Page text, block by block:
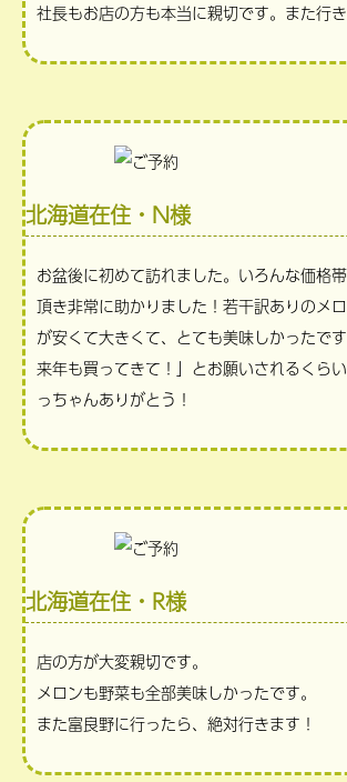
社長もお店の方も本当に親切です。また行
北海道在住・N様
お盆後に初めて訪れました。いろんな価格
頂き非常に助かりました！若干訳ありのメ
が安くて大きくて、とても美味しかったで
来年も買ってきて！」とお願いされるくら
っちゃんありがとう！
北海道在住・R様
店の方が大変親切です。
メロンも野菜も全部美味しかったです。
また富良野に行ったら、絶対行きます！